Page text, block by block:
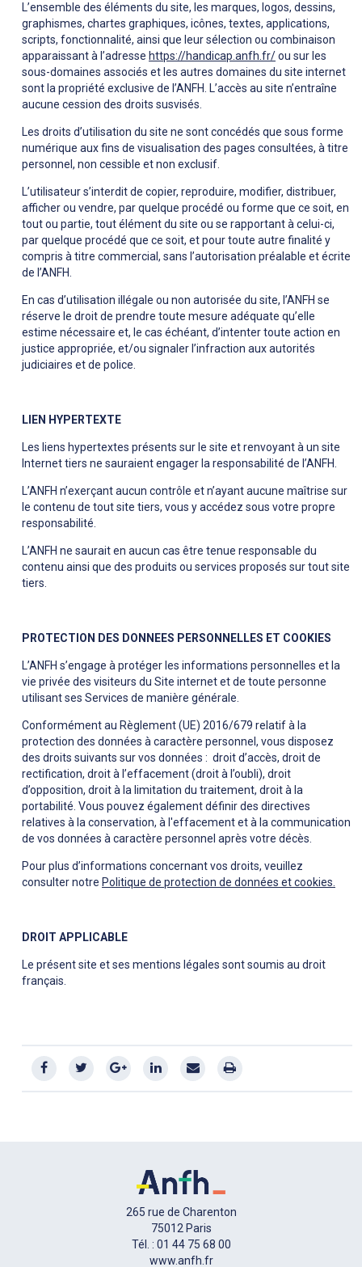
L’ensemble des éléments du site, les marques, logos, dessins,
graphismes, chartes graphiques, icônes, textes, applications,
scripts, fonctionnalité, ainsi que leur sélection ou combinaison
apparaissant à l’adresse https://handicap.anfh.fr/ou sur les
sous-domaines associés et les autres domaines du site internet
sont la propriété exclusive de l’ANFH. L’accès au site n’entraîne
aucune cession des droits susvisés.
Les droits d’utilisation du site ne sont concédés que sous forme
numérique aux fins de visualisation des pages consultées, à titre
personnel, non cessible et non exclusif.
L’utilisateur s’interdit de copier, reproduire, modifier, distribuer,
afficher ou vendre, par quelque procédé ou forme que ce soit, en
tout ou partie, tout élément du site ou se rapportant à celui-ci,
par quelque procédé que ce soit, et pour toute autre finalité y
compris à titre commercial, sans l’autorisation préalable et écrite
de l’ANFH.
En cas d’utilisation illégale ou non autorisée du site, l’ANFH se
réserve le droit de prendre toute mesure adéquate qu’elle
estime nécessaire et, le cas échéant, d’intenter toute action en
justice appropriée, et/ou signaler l’infraction aux autorités
judiciaires et de police.
LIEN HYPERTEXTE
Les liens hypertextes présents sur le site et renvoyant à un site
Internet tiers ne sauraient engager la responsabilité de l’ANFH.
L’ANFH n’exerçant aucun contrôle et n’ayant aucune maîtrise sur
le contenu de tout site tiers, vous y accédez sous votre propre
responsabilité.
L’ANFH ne saurait en aucun cas être tenue responsable du
contenu ainsi que des produits ou services proposés sur tout site
tiers.
PROTECTION DES DONNEES PERSONNELLES ET COOKIES
L’ANFH s’engage à protéger les informations personnelles et la
vie privée des visiteurs du Site internet et de toute personne
utilisant ses Services de manière générale.
Conformément au Règlement (UE) 2016/679 relatif à la
protection des données à caractère personnel, vous disposez
des droits suivants sur vos données : droit d’accès, droit de
rectification, droit à l’effacement (droit à l’oubli), droit
d’opposition, droit à la limitation du traitement, droit à la
portabilité. Vous pouvez également définir des directives
relatives à la conservation, à l'effacement et à la communication
de vos données à caractère personnel après votre décès.
Pour plus d’informations concernant vos droits, veuillez
consulter notre Politique de protection de données et cookies.
DROIT APPLICABLE
Le présent site et ses mentions légales sont soumis au droit
français.
265 rue de Charenton
75012 Paris
Tél. : 01 44 75 68 00
www.anfh.fr